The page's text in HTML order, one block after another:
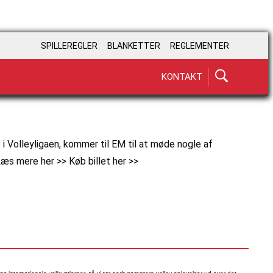
SPILLEREGLER BLANKETTER REGLEMENTER
KONTAKT
Volleyligaen, kommer til EM til at møde nogle af
mere her >> Køb billet her >>